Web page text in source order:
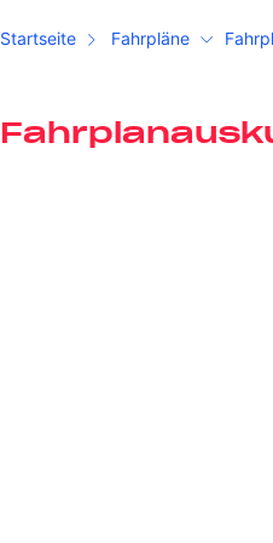
Startseite Fahrpläne